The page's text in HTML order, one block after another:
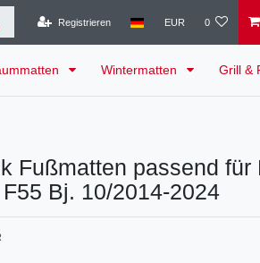
Registrieren EUR 0
Wintermatten Grill &
Fußmatten passend für
Bj. 10/2014-2024